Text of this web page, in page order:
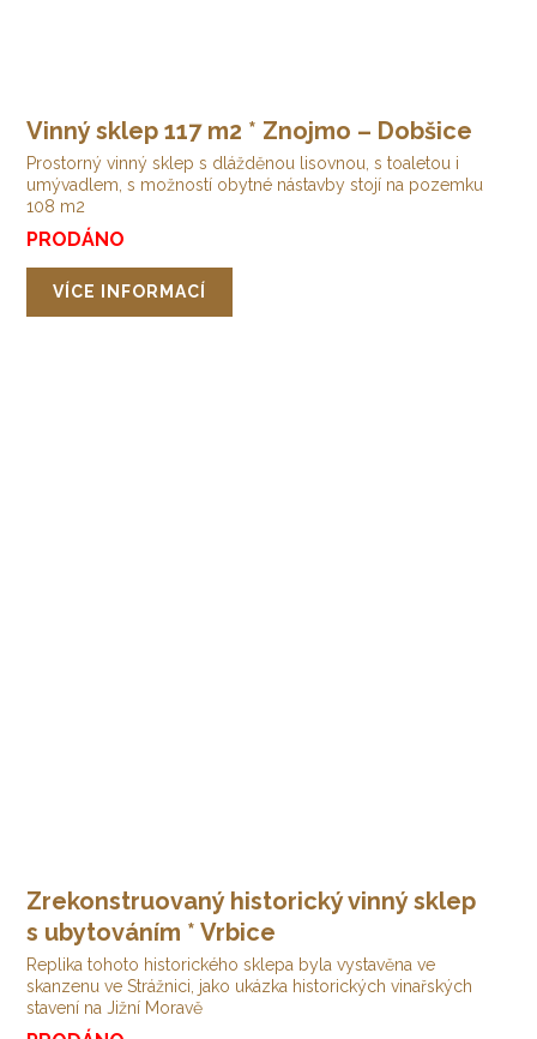
Vinný sklep 117 m2 * Znojmo – Dobšice
Prostorný vinný sklep s dlážděnou lisovnou, s toaletou i
umývadlem, s možností obytné nástavby stojí na pozemku
108 m2
PRODÁNO
VÍCE INFORMACÍ
Zrekonstruovaný historický vinný sklep
s ubytováním * Vrbice
Replika tohoto historického sklepa byla vystavěna ve
skanzenu ve Strážnici, jako ukázka historických vinařských
stavení na Jižní Moravě